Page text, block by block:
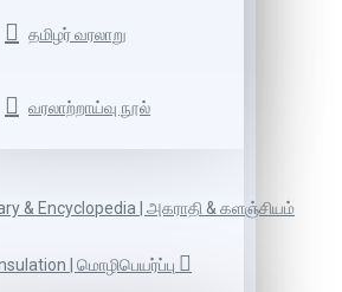
தமிழர் வரலாறு
வரலாற்றாய்வு நூல்
& Encyclopedia | அகராதி & களஞ்சியம்
| மொழிபெயர்ப்பு